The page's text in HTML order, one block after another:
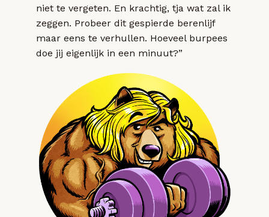
niet te vergeten. En krachtig, tja wat zal ik
zeggen. Probeer dit gespierde berenlijf
maar eens te verhullen. Hoeveel burpees
doe jij eigenlijk in een minuut?”